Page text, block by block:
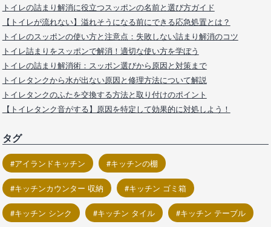
トイレの詰まり解消に役立つスッポンの名前と選び方ガイド
【トイレが流れない】溢れそうになる前にできる応急処置とは？
トイレのスッポンの使い方と注意点：失敗しない詰まり解消のコツ
トイレ詰まりをスッポンで解消！適切な使い方を学ぼう
トイレの詰まり解消術：スッポン選びから原因と対策まで
トイレタンクから水が出ない原因と修理方法について解説
トイレタンクのふたを交換する方法と取り付けのポイント
【トイレタンク音がする】原因を特定して効果的に対処しよう！
タグ
アイランドキッチン キッチンの棚
キッチンカウンター 収納 キッチン ゴミ箱
キッチン シンク キッチン タイル キッチン テーブル